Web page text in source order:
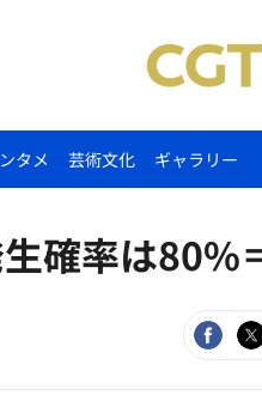
タメ 芸術文化 ギャラリー
確率は80%